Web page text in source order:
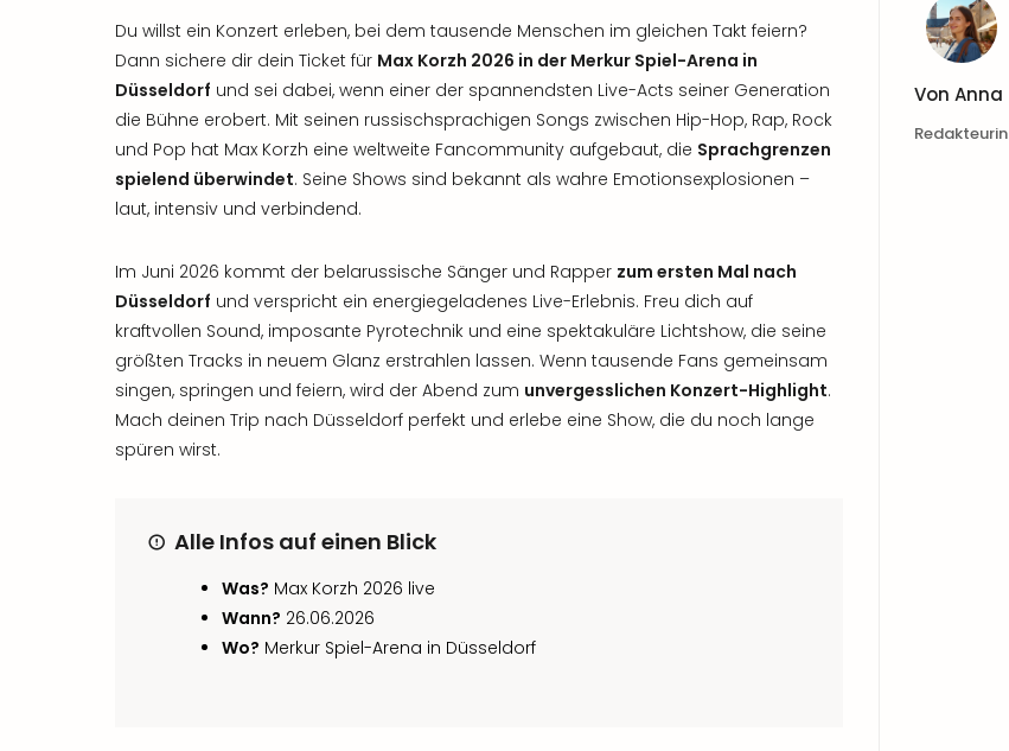
Du willst ein Konzert erleben, bei dem tausende Menschen im gleichen Takt feiern?
Dann sichere dir dein Ticket für Max Korzh 2026 in der Merkur Spiel-Arena in
Düsseldorf und sei dabei, wenn einer der spannendsten Live-Acts seiner Generation
die Bühne erobert. Mit seinen russischsprachigen Songs zwischen Hip-Hop, Rap, Rock
und Pop hat Max Korzh eine weltweite Fancommunity aufgebaut, die Sprachgrenzen
spielend überwindet. Seine Shows sind bekannt als wahre Emotionsexplosionen –
laut, intensiv und verbindend.
Im Juni 2026 kommt der belarussische Sänger und Rapper zum ersten Mal nach
Düsseldorf und verspricht ein energiegeladenes Live-Erlebnis. Freu dich auf
kraftvollen Sound, imposante Pyrotechnik und eine spektakuläre Lichtshow, die seine
größten Tracks in neuem Glanz erstrahlen lassen. Wenn tausende Fans gemeinsam
singen, springen und feiern, wird der Abend zum unvergesslichen Konzert-Highlight.
Mach deinen Trip nach Düsseldorf perfekt und erlebe eine Show, die du noch lange
spüren wirst.
Alle Infos auf einen Blick
Was? Max Korzh 2026 live
Wann? 26.06.2026
Wo? Merkur Spiel-Arena in Düsseldorf
Von Anna
Redakteurin